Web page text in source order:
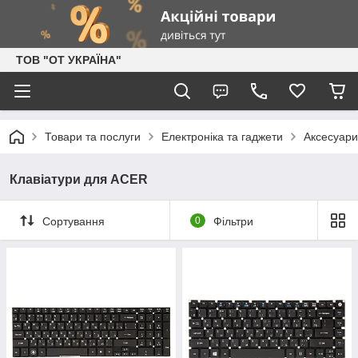
ТОВ "ОТ УКРАЇНА"
Товари та послуги Електроніка та гаджети
Клавіатури для ACER
Сортування 0 Фільтри